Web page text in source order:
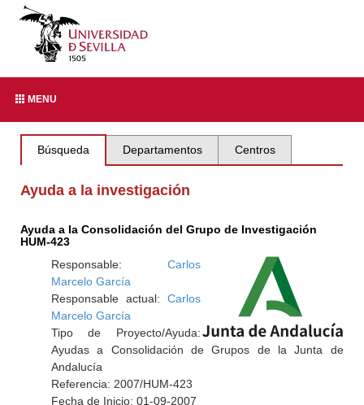
MENU
Búsqueda Departamentos Centros
Ayuda a la investigación
Ayuda a la Consolidación del Grupo de Investigación
HUM-423
Responsable: Carlos
Marcelo García
Responsable actual: Carlos
Marcelo García
Tipo de Proyecto/Ayuda:
Ayudas a Consolidación de Grupos de la Junta de
Andalucía
Referencia: 2007/HUM-423
Fecha de Inicio: 01-09-2007